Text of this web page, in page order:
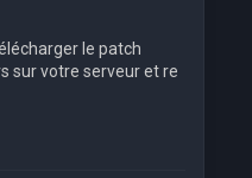
le patch
sur votre serveur et re